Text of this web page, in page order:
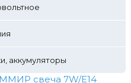
аккумуляторы